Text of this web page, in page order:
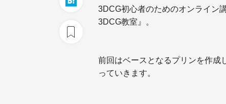
3DCG初心者のためのオンライン
3DCG教室』。
前回はベースとなるプリンを作成
っていきます。